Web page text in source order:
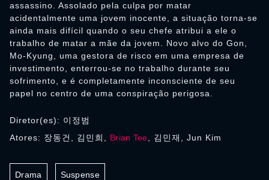
assassino. Assolado pela culpa por matar
acidentalmente uma jovem inocente, a situação torna-se
ainda mais difícil quando o seu chefe atribui a ele o
trabalho de matar a mãe da jovem. Novo alvo do Gon,
Mo-Kyung, uma gestora de risco em uma empresa de
investimento, enterrou-se no trabalho durante seu
sofrimento, e é completamente inconsciente de seu
papel no centro de uma conspiração perigosa.
Diretor(es): 이정범
Atores: 장동건, 김민희, Brian Tee , 김민재, Jun Kim
Drama Suspense